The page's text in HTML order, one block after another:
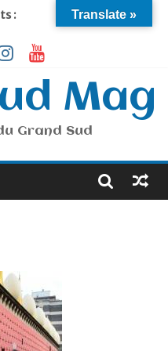
:
le 19 Septembre !
: Le virage vert au
»
Mag
Grand Sud
Translate »